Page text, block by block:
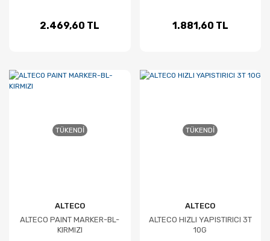
2.469,60 TL 1.881,60 TL
TÜKENDI
ALTECO
ALTECO PAINT MARKER-BL-
KIRMIZI
TÜKENDI
ALTECO
ALTECO HIZLI YAPISTIRICI 3T
10G